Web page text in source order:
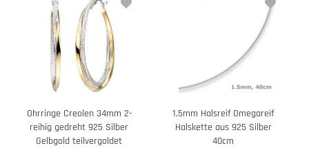
Ohrringe Creolen 34mm 2-
reihig gedreht 925 Silber
Gelbgold teilvergoldet
1,5mm Halsreif Omegareif
Halskette aus 925 Silber
40cm